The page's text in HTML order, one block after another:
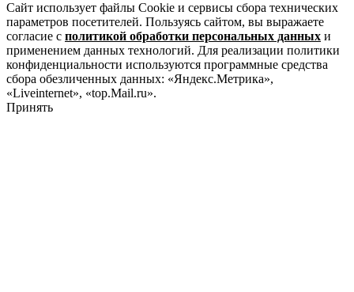
Сайт использует файлы Cookie и сервисы сбора технических
параметров посетителей. Пользуясь сайтом, вы выражаете
согласие с политикой обработки персональных данных и
применением данных технологий. Для реализации политики
конфиденциальности используются программные средства
сбора обезличенных данных: «Яндекс.Метрика»,
«Liveinternet», «top.Mail.ru».
Принять